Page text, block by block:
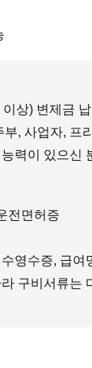
상) 변제금
, 사업자, 프
력이 있으신
전면허증
영수증, 급여
구비서류는